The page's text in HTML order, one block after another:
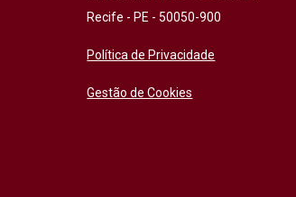
Recife - PE - 50050-900
Política de Privacidade
Gestão de Cookies